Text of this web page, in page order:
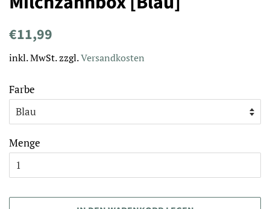
Normaler
€11,99
inkl. MwSt. zzgl.Versandkosten
Farbe
Menge